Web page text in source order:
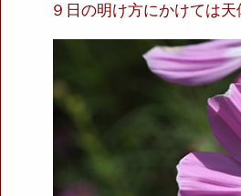
９日の明け方にかけては